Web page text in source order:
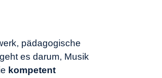
pädagogische
es darum, Musik
kompetent